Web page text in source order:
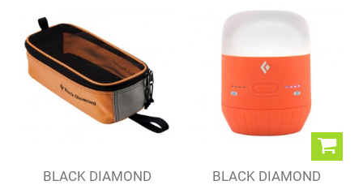
BLACK DIAMOND
BLACK DIAMOND